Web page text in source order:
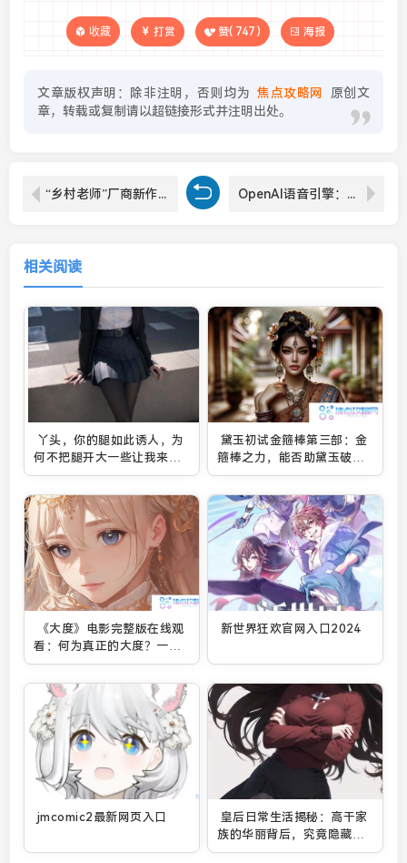
收藏 打赏 赞( 747 ) 海报
文章版权声明：除非注明，否则均为 焦点攻略网
原创文
章，转载或复制请以超链接形式并注明出处。
“乡村老师”厂商新作《我独自生活》定档1月底上线 OpenAI语音引擎：创新AI技术引领声音克隆新时代
相关阅读
丫头，你的腿如此诱人，为
何不把腿开大一些让我来添
添试试呢？
黛玉初试金箍棒第三部：金
箍棒之力，能否助黛玉破茧
成蝶？
《大度》电影完整版在线观
看：何为真正的大度？一探
究竟！
新世界狂欢官网入口2024
jmcomic2最新网页入口
皇后日常生活揭秘：高干家
族的华丽背后，究竟隐藏着
怎样的故事？